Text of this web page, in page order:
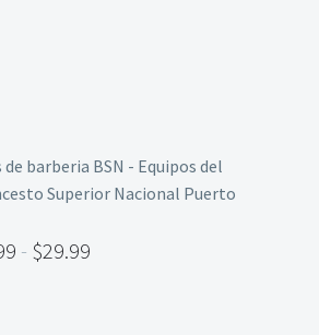
de barberia BSN - Equipos del
Superior Nacional Puerto
- $29.99